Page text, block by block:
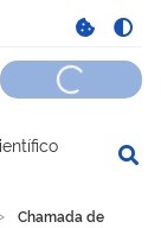
Chamada de